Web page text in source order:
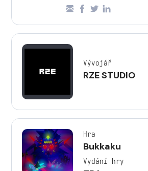
Vývojář
RZE STUDIO
Hra
Bukkaku
Vydání hry